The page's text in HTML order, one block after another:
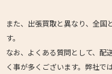
また、出張買取と異なり、全国
す。
なお、よくある質問として、配
く事が多くございます。弊社で